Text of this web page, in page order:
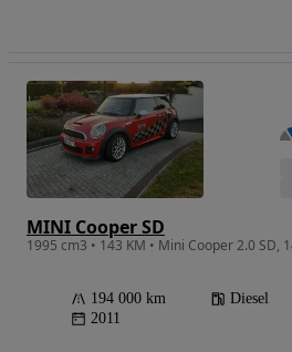
MINI Cooper SD
1995 cm3 • 143 KM • Mini Cooper 2.0 SD,
194 000 km Diesel
2011